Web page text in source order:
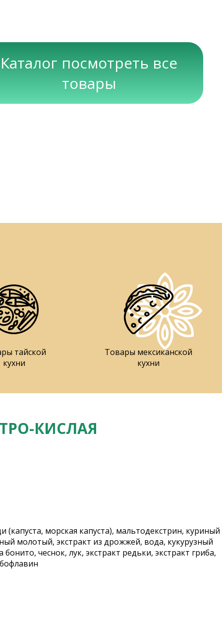
Каталог посмотреть все
товары
тайской
кухни
Товары мексиканской
кухни
КИСЛАЯ
морская капуста), мальтодекстрин, куриный
молотый, экстракт из дрожжей, вода, кукурузный
чеснок, лук, экстракт редьки, экстракт гриба,